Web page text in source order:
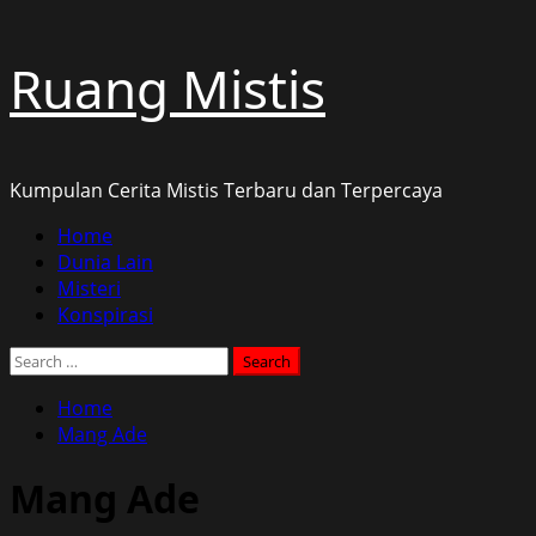
to
content
Ruang Mistis
Kumpulan Cerita Mistis Terbaru dan Terpercaya
Primary
Menu
Home
Dunia Lain
Misteri
Konspirasi
Search
Home
Mang Ade
Mang Ade